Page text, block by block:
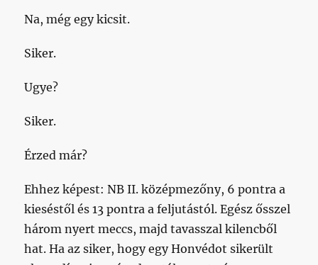
Na, még egy kicsit.
Siker.
Ugye?
Siker.
Érzed már?
Ehhez képest: NB II. középmezőny, 6 pontra a
kieséstől és 13 pontra a feljutástól. Egész ősszel
három nyert meccs, majd tavasszal kilencből
hat. Ha az siker, hogy egy Honvédot sikerült